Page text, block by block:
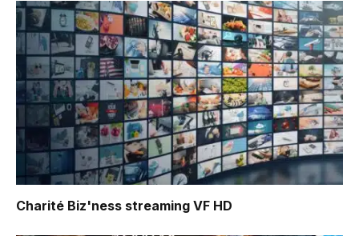
Charité Biz'ness streaming VF HD